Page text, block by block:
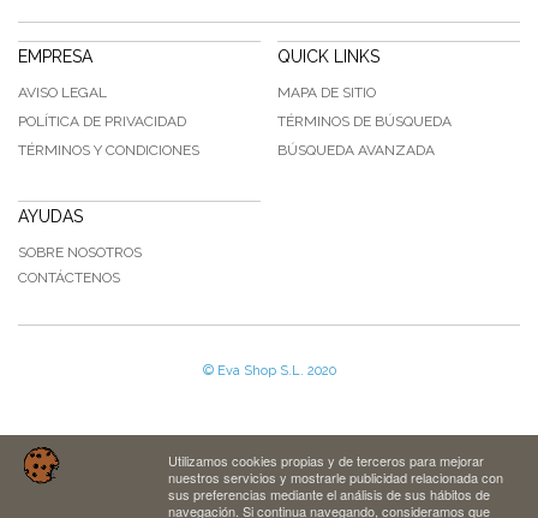
EMPRESA
AVISO LEGAL
POLÍTICA DE PRIVACIDAD
TÉRMINOS Y CONDICIONES
QUICK LINKS
MAPA DE SITIO
TÉRMINOS DE BÚSQUEDA
BÚSQUEDA AVANZADA
AYUDAS
SOBRE NOSOTROS
CONTÁCTENOS
© Eva Shop S.L. 2020
Utilizamos cookies propias y de terceros para mejorar
nuestros servicios y mostrarle publicidad relacionada con
sus preferencias mediante el análisis de sus hábitos de
navegación. Si continua navegando, consideramos que